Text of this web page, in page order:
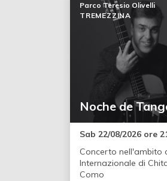
Noche de
Parco Teresio Olivelli
TREMEZZINA
Sab 22/08/2026 ore
Concerto nell'ambito
Internazionale di
Como